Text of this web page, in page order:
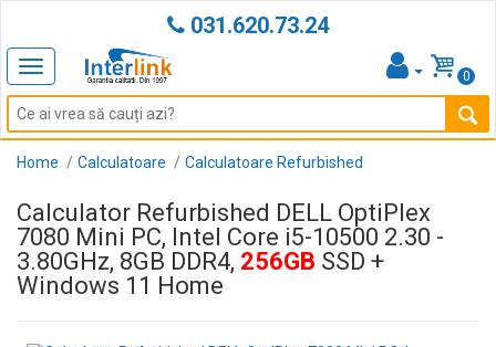
031.620.73.24
Toggle
navigation
0
Home Calculatoare Calculatoare Refurbished
Calculator Refurbished DELL OptiPlex
7080 Mini PC, Intel Core i5-10500 2.30 -
3.80GHz, 8GB DDR4, 256GB SSD +
Windows 11 Home